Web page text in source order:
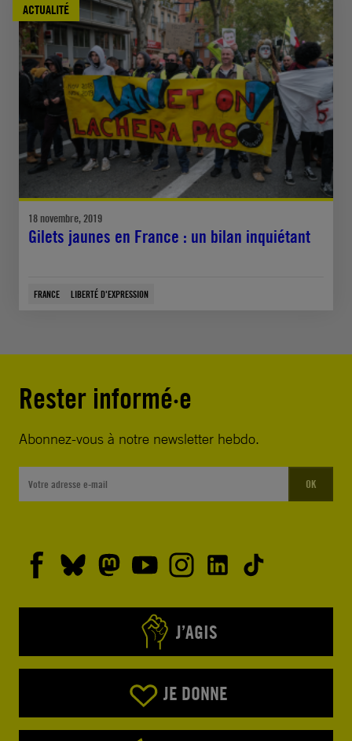
ACTUALITÉ
18 novembre, 2019
Gilets jaunes en France : un bilan inquiétant
FRANCE LIBERTÉ D'EXPRESSION
Rester informé·e
Abonnez-vous à notre newsletter hebdo.
OK
J’AGIS
JE DONNE